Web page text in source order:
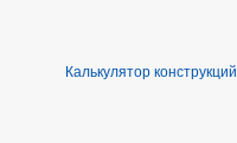
Калькулятор конструкций